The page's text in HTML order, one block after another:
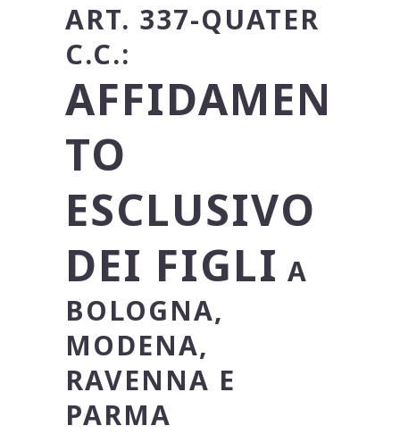
ART. 337-QUATER
C.C.:
AFFIDAMEN
TO
ESCLUSIVO
DEI FIGLI A
BOLOGNA,
MODENA,
RAVENNA E
PARMA